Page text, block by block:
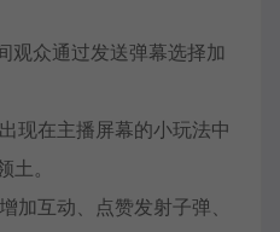
观众通过发送弹幕选择加
现在主播屏幕的小玩法中
。
加互动、点赞发射子弹、